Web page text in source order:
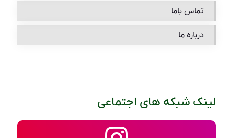
تماس باما
درباره ما
لینک شبکه های اجتماعی